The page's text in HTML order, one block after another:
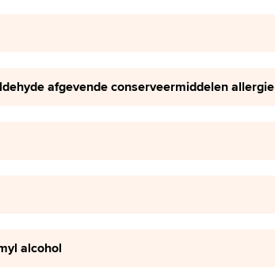
afgevende conserveermiddelen allergie
alcohol